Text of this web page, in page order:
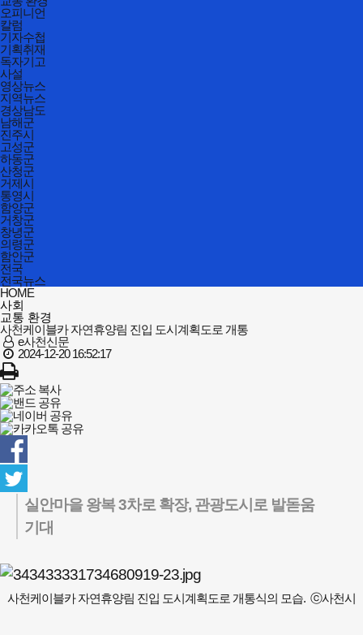
오피니언
칼럼
기자수첩
기획취재
독자기고
사설
영상뉴스
지역뉴스
경상남도
남해군
진주시
고성군
하동군
산청군
거제시
통영시
함양군
거창군
창녕군
의령군
함안군
전국
전국뉴스
HOME
사회
교통 환경
사천케이블카 자연휴양림 진입 도시계획도로 개통
e사천신문
2024-12-20 16:52:17
실안마을 왕복 3차로 확장, 관광도시로 발돋움
기대
사천케이블카 자연휴양림 진입 도시계획도로 개통식의 모습. ⓒ사천시